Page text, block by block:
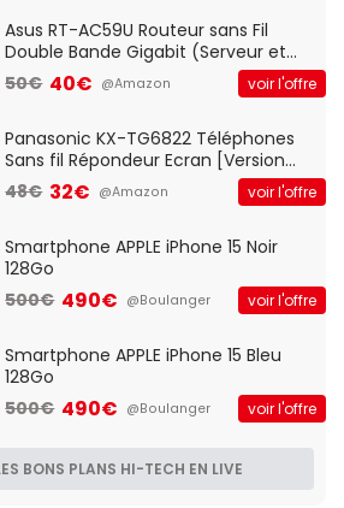
Asus RT-AC59U Routeur sans Fil
Double Bande Gigabit (Serveur et
Client VPN, Triple Vlan, Mode Point
d'accès et Bridge, contrôle Parental,
50€ 40€ @Amazon voir l'offre
Panasonic KX-TG6822 Téléphones
Sans fil Répondeur Ecran [Version
Française]
48€ 32€ @Amazon voir l'offre
Smartphone APPLE iPhone 15 Noir
128Go
500€ 490€ @Boulanger voir l'offre
Smartphone APPLE iPhone 15 Bleu
128Go
500€ 490€ @Boulanger voir l'offre
BONS PLANS HI-TECH EN LIVE